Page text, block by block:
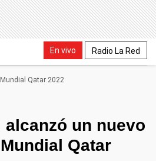
En vivo Radio La Red
Mundial Qatar 2022
un nuevo
Qatar